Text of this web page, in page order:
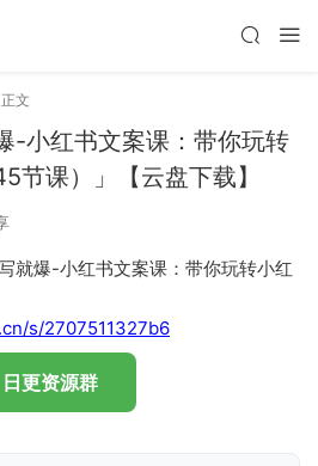
正文
-小红书文案课：带你玩转
节课）」【云盘下载】
就爆-小红书文案课：带你玩转小红
s/2707511327b6
日更资源群